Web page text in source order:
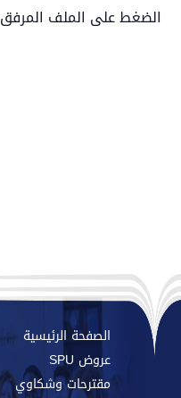
الضغط على الملف المرفق
الصفحة الرئيسية
عروض SPU
مقترحات وشكاوي